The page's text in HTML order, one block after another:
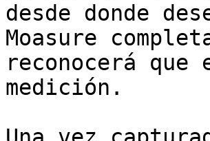
desde donde
Moasure
reconocerá
medición.